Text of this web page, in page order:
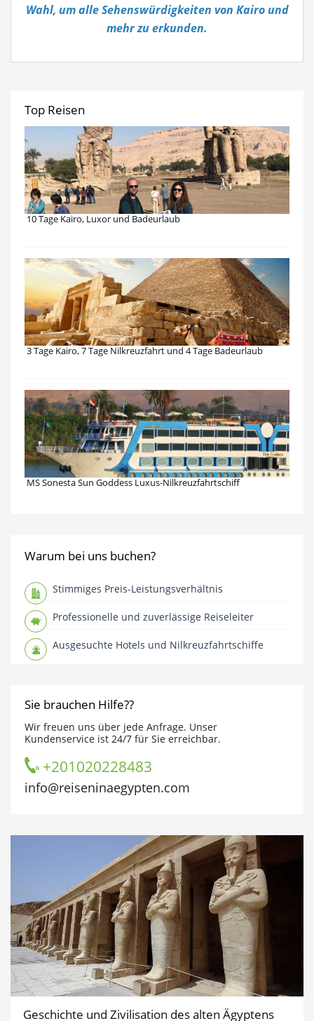
Wahl, um alle Sehenswürdigkeiten von Kairo und
mehr zu erkunden.
Top Reisen
10 Tage Kairo, Luxor und Badeurlaub
3 Tage Kairo, 7 Tage Nilkreuzfahrt und 4 Tage Badeurlaub
MS Sonesta Sun Goddess Luxus-Nilkreuzfahrtschiff
Warum bei uns buchen?
Stimmiges Preis-Leistungsverhältnis
Professionelle und zuverlässige Reiseleiter
Ausgesuchte Hotels und Nilkreuzfahrtschiffe
Sie brauchen Hilfe??
Wir freuen uns über jede Anfrage. Unser
Kundenservice ist 24/7 für Sie erreichbar.
+201020228483
info@reiseninaegypten.com
Geschichte und Zivilisation des alten Ägyptens